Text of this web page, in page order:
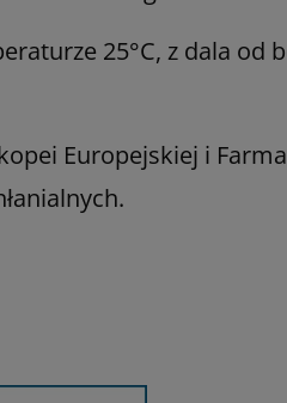
25°C, z dala od
Europejskiej i